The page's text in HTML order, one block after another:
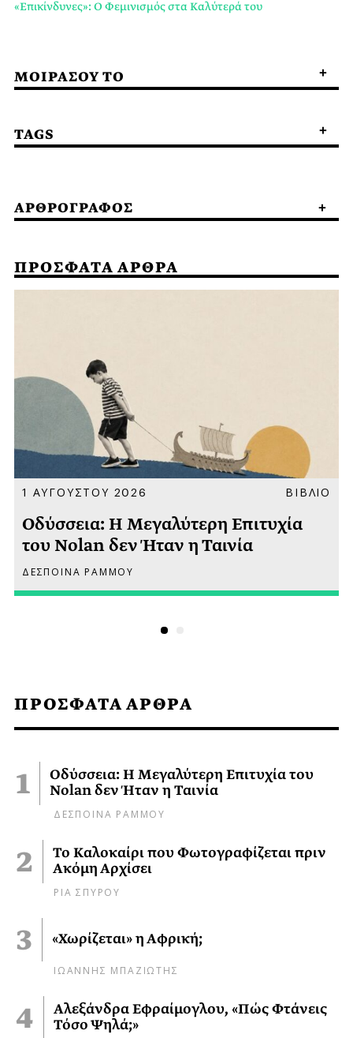
ΠΡΟΣΦΑΤΑ ΑΡΘΡΑ
Οδύσσεια: Η Μεγαλύτερη Επιτυχία του
Nolan δεν Ήταν η Ταινία
ΔΕΣΠΟΙΝΑ ΡΑΜΜΟΥ
Το Καλοκαίρι που Φωτογραφίζεται πριν
Ακόμη Αρχίσει
ΡΙΑ ΣΠΥΡΟΥ
«Χωρίζεται» η Αφρική;
ΙΩΑΝΝΗΣ ΜΠΑΖΙΩΤΗΣ
Αλεξάνδρα Εφραίμογλου, «Πώς Φτάνεις
Τόσο Ψηλά;»
«Επικίνδυνες»: Ο Φεμινισμός στα Καλύτερά του
ΜΟΙΡΑΣΟΥ ΤΟ
TAGS
ΑΡΘΡΟΓΡΑΦΟΣ
ΠΡΟΣΦΑΤΑ ΑΡΘΡΑ
1 ΑΥΓΟΥΣΤΟΥ 2026 ΒΙΒΛΙΟ
Οδύσσεια: Η Μεγαλύτερη Επιτυχία
του Nolan δεν Ήταν η Ταινία
ΔΕΣΠΟΙΝΑ ΡΑΜΜΟΥ